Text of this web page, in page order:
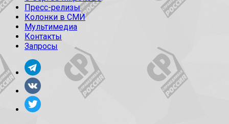
Пресс-релизы
Колонки в СМИ
Мультимедиа
Контакты
Запросы